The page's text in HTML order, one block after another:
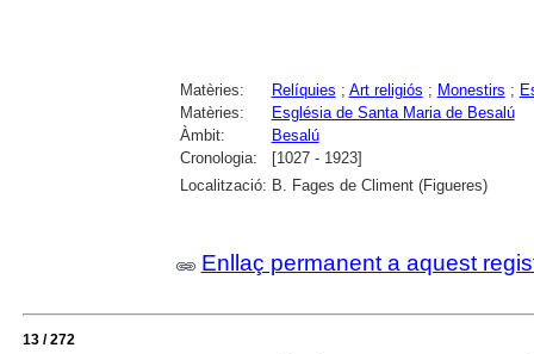
Matèries: Relíquies ; Art religiós ; Monestirs ;
Matèries:
Església de Santa Maria de Besalú
Àmbit:
Besalú
Cronologia:
[1027 - 1923]
Localització: B. Fages de Climent (Figueres)
Enllaç permanent a aquest
13 / 272